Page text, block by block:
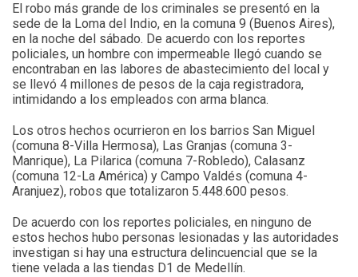
El robo más grande de los criminales se presentó en la
sede de la Loma del Indio, en la comuna 9 (Buenos Aires),
en la noche del sábado. De acuerdo con los reportes
policiales, un hombre con impermeable llegó cuando se
encontraban en las labores de abastecimiento del local y
se llevó 4 millones de pesos de la caja registradora,
intimidando a los empleados con arma blanca.
Los otros hechos ocurrieron en los barrios San Miguel
(comuna 8-Villa Hermosa), Las Granjas (comuna 3-
Manrique), La Pilarica (comuna 7-Robledo), Calasanz
(comuna 12-La América) y Campo Valdés (comuna 4-
Aranjuez), robos que totalizaron 5.448.600 pesos.
De acuerdo con los reportes policiales, en ninguno de
estos hechos hubo personas lesionadas y las autoridades
investigan si hay una estructura delincuencial que se la
tiene velada a las tiendas D1 de Medellín.